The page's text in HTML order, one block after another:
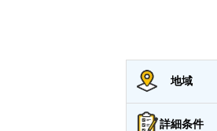
地域
詳細条件